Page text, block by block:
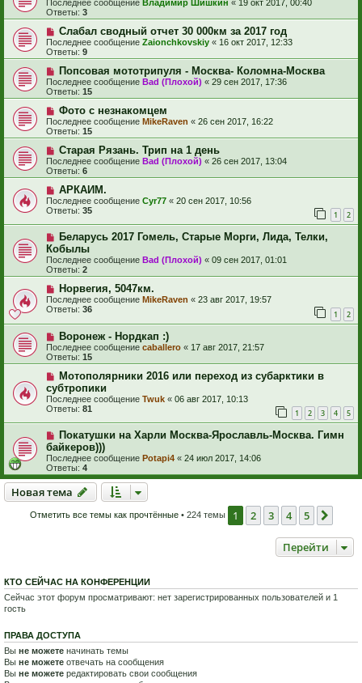
Последнее сообщение Владимир Шишкин « 19 окт 2017, 00:40
Ответы: 3
Слабал сводный отчет 30 000км за 2017 год
Последнее сообщение Zaionchkovskiy « 16 окт 2017, 12:33
Ответы: 9
Попсовая мототрипуля - Москва- Коломна-Москва
Последнее сообщение Bad (Плохой) « 29 сен 2017, 17:36
Ответы: 15
Фото с незнакомцем
Последнее сообщение MikeRaven « 26 сен 2017, 16:22
Ответы: 15
Старая Рязань. Трип на 1 день
Последнее сообщение Bad (Плохой) « 26 сен 2017, 13:04
Ответы: 6
АРКАИМ.
Последнее сообщение Cyr77 « 20 сен 2017, 10:56
Ответы: 35 1 2
Беларусь 2017 Гомель, Старые Морги, Лида, Телки,
Кобылы
Последнее сообщение Bad (Плохой) « 09 сен 2017, 01:01
Ответы: 2
Норвегия, 5047км.
Последнее сообщение MikeRaven « 23 авг 2017, 19:57
Ответы: 36 1 2
Воронеж - Нордкап :)
Последнее сообщение caballero « 17 авг 2017, 21:57
Ответы: 15
Мотополярники 2016 или переход из субарктики в
субтропики
Последнее сообщение Twuk « 06 авг 2017, 10:13
Ответы: 81 1 2 3 4 5
Покатушки на Харли Москва-Ярославль-Москва. Гимн
байкеров)))
Последнее сообщение Potapi4 « 24 июл 2017, 14:06
Ответы: 4
Новая тема
Новаятема
Отметить все темы как прочтённые• 224 темы 1 2 3 4 5
Перейти
КТО СЕЙЧАС НА КОНФЕРЕНЦИИ
Сейчас этот форум просматривают: нет зарегистрированных пользователей и 1
гость
ПРАВА ДОСТУПА
Вы не можете начинать темы
Вы не можете отвечать на сообщения
Вы не можете редактировать свои сообщения